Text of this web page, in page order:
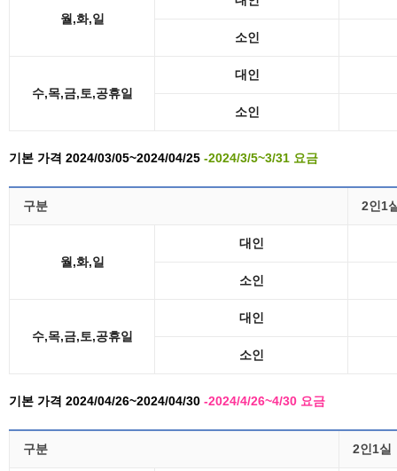
월,화,일
소인
수,목,금,토,공휴일
대인
소인
기본 가격 2024/03/05~2024/04/25 -2024/3/5~3/31 요금
구분 2인1
월,화,일
대인
소인
수,목,금,토,공휴일
대인
소인
기본 가격 2024/04/26~2024/04/30 -2024/4/26~4/30 요금
구분 2인1실